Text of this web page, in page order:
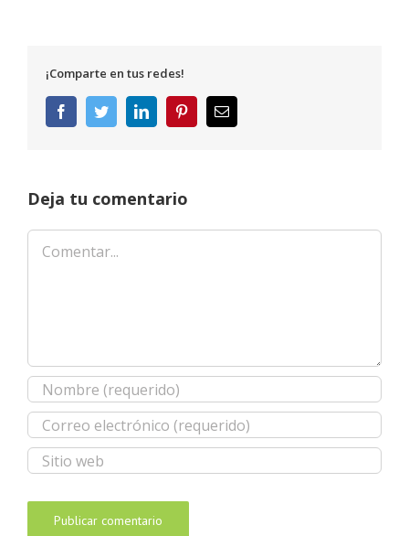
¡Comparte en tus redes!
FacebookTwitterLinkedInPinterestCorreo
electrónico
Deja tu comentario
Comentar